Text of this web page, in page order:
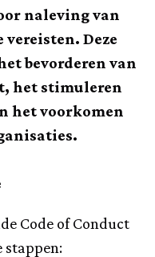
naleving van
Deze
bevorderen van
het stimuleren
het voorkomen
Code of Conduct
stappen: